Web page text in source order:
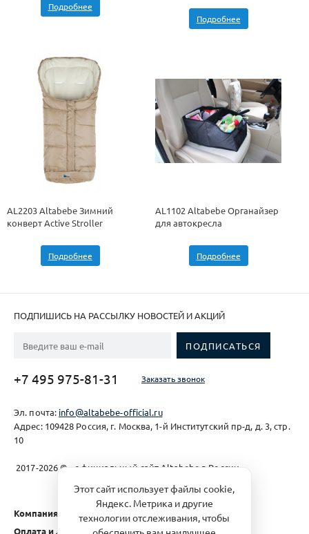
Подробнее
Подробнее
AL2203 Altabebe Зимний
конверт Active Stroller
Подробнее
AL1102 Altabebe Органайзер
для автокресла
Подробнее
ПОДПИШИСЬ НА РАССЫЛКУ НОВОСТЕЙ И АКЦИЙ
+7 495 975-81-31 Заказать звонок
Эл. почта: info@altabebe-official.ru
Адрес: 109428 Россия, г. Москва, 1-й Институтский пр-д, д. 3, стр.
10
2017-2026 © - официальный сайт Altabebe в России
Компания
Оплата и доставка
Этот сайт использует файлы cookie,
Яндекс. Метрика и другие
технологии отслеживания, чтобы